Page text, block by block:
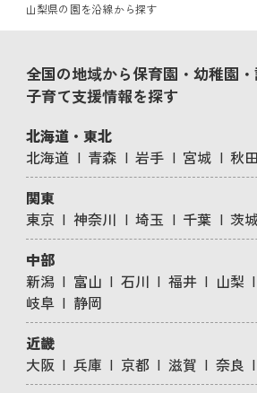
山梨県の園を沿線から探す
全国の地域から保育園・幼稚園・
子育て支援情報を探す
北海道・東北
北海道
青森 岩手 宮城 秋田
関東
東京
神奈川 埼玉 千葉 茨
中部
新潟
富山 石川 福井 山梨
岐阜
静岡
近畿
大阪
兵庫 京都 滋賀 奈良